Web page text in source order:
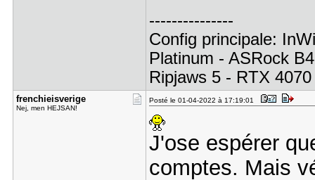
---------------
Config principale:
Platinum - ASRock
Ripjaws 5 - RTX
frenchieis​verige
Nej, men HEJSAN!
Posté le 01-04-2022 à 17:19:01
J'ose espérer
comptes. Mais